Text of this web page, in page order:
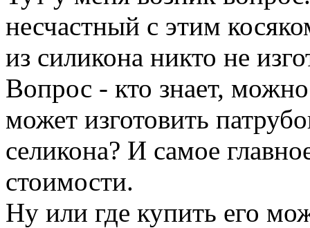
несчастный с этим
из силикона никто не
Вопрос - кто знает,
может изготовить
селикона? И самое
стоимости.
Ну или где купить его